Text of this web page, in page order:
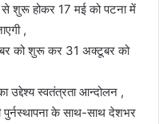
से शुरू होकर 17 मई को पटना में
,
को शुरू कर 31 अक्टूबर को
उद्देश्य स्वतंत्रता आन्दोलन ,
पुर्नस्थापना के साथ-साथ देशभर